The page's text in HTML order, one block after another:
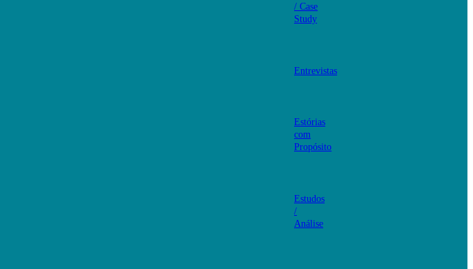
/ Case
Study
Entrevistas
Estórias
com
Propósito
Estudos
/
Análise